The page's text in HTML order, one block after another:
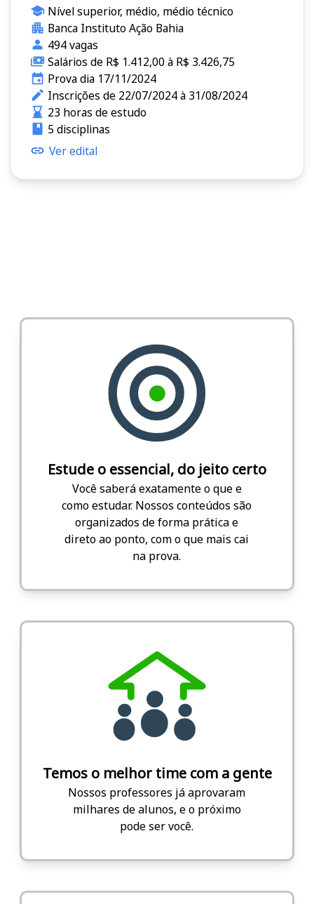
Nível superior, médio, médio técnico
Banca Instituto Ação Bahia
494 vagas
Salários de R$ 1.412,00 à R$ 3.426,75
Prova dia 17/11/2024
Inscrições de 22/07/2024 à 31/08/2024
23 horas de estudo
5 disciplinas
Ver edital
Estude o essencial, do jeito certo
Você saberá exatamente o que e
como estudar. Nossos conteúdos são
organizados de forma prática e
direto ao ponto, com o que mais cai
na prova.
Temos o melhor time com a gente
Nossos professores já aprovaram
milhares de alunos, e o próximo
pode ser você.